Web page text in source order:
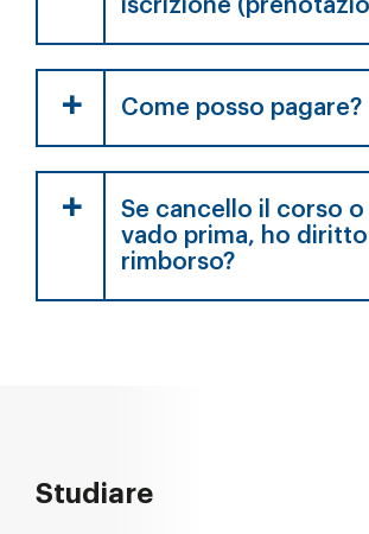
iscrizione
Come posso pagare?
Se cancello il corso o
vado prima, ho diritto
rimborso?
Studiare